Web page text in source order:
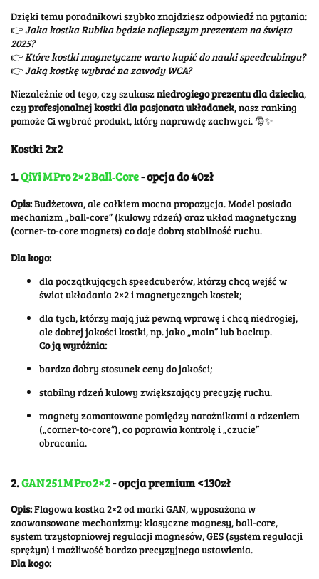
Dzięki temu poradnikowi szybko znajdziesz odpowiedź na pytania:
👉Jaka kostka Rubika będzie najlepszym prezentem na święta
2025?
👉Które kostki magnetyczne warto kupić do nauki speedcubingu?
👉Jaką kostkę wybrać na zawody WCA?
Niezależnie od tego, czy szukaszniedrogiego prezentu dla dziecka,
czy profesjonalnej kostki dla pasjonata układanek, nasz ranking
pomoże Ci wybrać produkt, który naprawdę zachwyci. 🎅✨
Kostki 2x2
1.QiYi M Pro 2×2 Ball‑Core- opcja do 40zł
Opis:Budżetowa, ale całkiem mocna propozycja. Model posiada
mechanizm „ball-core” (kulowy rdzeń) oraz układ magnetyczny
(corner-to-core magnets) co daje dobrą stabilność ruchu.
Dla kogo:
dla początkujących speedcuberów, którzy chcą wejść w
świat układania 2×2 i magnetycznych kostek;
dla tych, którzy mają już pewną wprawę i chcą niedrogiej,
ale dobrej jakości kostki, np. jako „main” lub backup.
Co ją wyróżnia:
bardzo dobry stosunek ceny do jakości;
stabilny rdzeń kulowy zwiększający precyzję ruchu.
magnety zamontowane pomiędzy narożnikami a rdzeniem
(„corner-to-core”), co poprawia kontrolę i „czucie”
obracania.
2.GAN 251 M Pro 2×2- opcja premium <130zł
Opis:Flagowa kostka 2×2 od marki GAN, wyposażona w
zaawansowane mechanizmy: klasyczne magnesy, ball-core,
system trzystopniowej regulacji magnesów, GES (system regulacji
sprężyn) i możliwość bardzo precyzyjnego ustawienia.
Dla kogo: